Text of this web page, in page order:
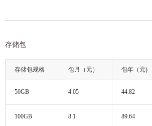
存储包
存储包规格 包月（元） 包年（元)
50GB 4.05 44.82
100GB 8.1 89.64